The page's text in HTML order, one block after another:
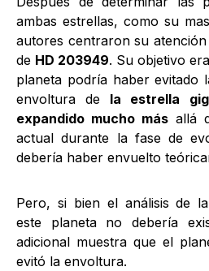
ambas estrellas, como su
autores centraron su
de HD 203949. Su objetivo
planeta podría haber evitado
envoltura de la estrella
expandido mucho más allá
actual durante la fase de
debería haber envuelto
Pero, si bien el análisis de
este planeta no debería
adicional muestra que el
evitó la envoltura.